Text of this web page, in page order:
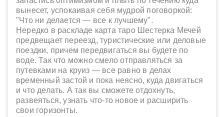
вынесет, успокаивая себя мудрой поговоркой:
"Что ни делается — все к лучшему".
Нередко в раскладе карта таро Шестерка Мечей
предвещает переезд, туристические или деловые
поездки, причем передвигаться вы будете по
воде. Так что можно смело отправляться за
путевками на круиз — все равно в делах
временный застой и пока неясно, куда двигаться
и что делать. А так вы сможете отдохнуть,
развеяться, узнать что-то новое и расширить
свои горизонты.